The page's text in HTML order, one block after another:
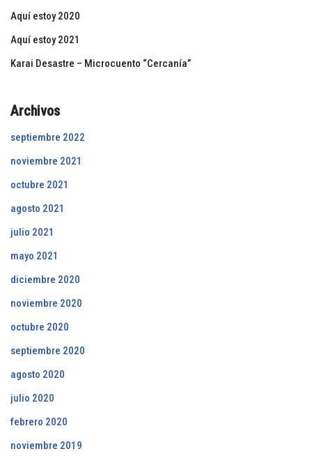
Aquí estoy 2020
Aquí estoy 2021
Karai Desastre – Microcuento “Cercanía”
Archivos
septiembre 2022
noviembre 2021
octubre 2021
agosto 2021
julio 2021
mayo 2021
diciembre 2020
noviembre 2020
octubre 2020
septiembre 2020
agosto 2020
julio 2020
febrero 2020
noviembre 2019